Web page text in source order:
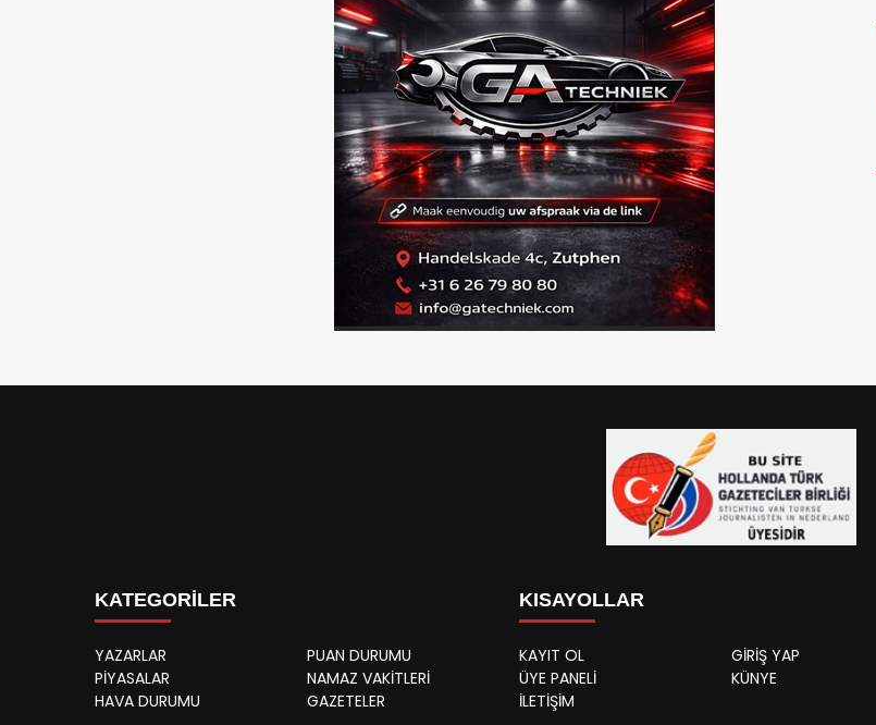
KATEGORİLER
YAZARLAR
PUAN DURUMU
PİYASALAR
NAMAZ VAKİTLERİ
HAVA DURUMU
GAZETELER
KISAYOLLAR
KAYIT OL
GİRİŞ YAP
ÜYE PANELİ
KÜNYE
İLETİŞİM